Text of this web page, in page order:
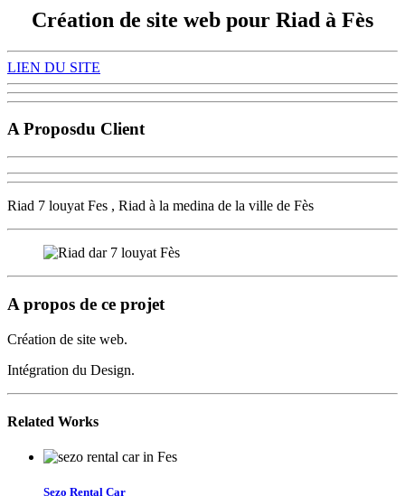
Création de site web pour Riad à Fès
LIEN DU SITE
A Proposdu Client
Riad 7 louyat Fes , Riad à la medina de la ville de Fès
A propos de ce projet
Création de site web.
Intégration du Design.
Related Works
Sezo Rental Car